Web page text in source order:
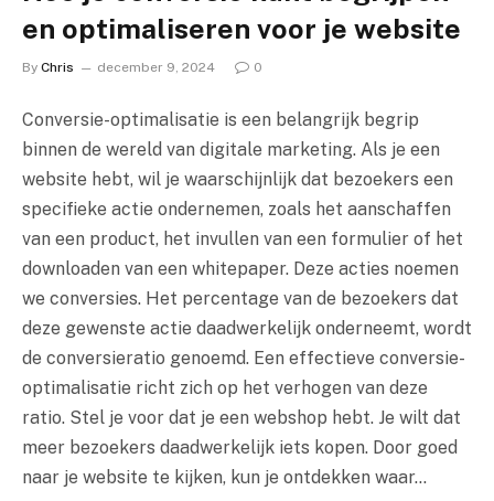
en optimaliseren voor je website
By Chris december 9, 2024 0
Conversie-optimalisatie is een belangrijk begrip
binnen de wereld van digitale marketing. Als je een
website hebt, wil je waarschijnlijk dat bezoekers een
specifieke actie ondernemen, zoals het aanschaffen
van een product, het invullen van een formulier of het
downloaden van een whitepaper. Deze acties noemen
we conversies. Het percentage van de bezoekers dat
deze gewenste actie daadwerkelijk onderneemt, wordt
de conversieratio genoemd. Een effectieve conversie-
optimalisatie richt zich op het verhogen van deze
ratio. Stel je voor dat je een webshop hebt. Je wilt dat
meer bezoekers daadwerkelijk iets kopen. Door goed
naar je website te kijken, kun je ontdekken waar…